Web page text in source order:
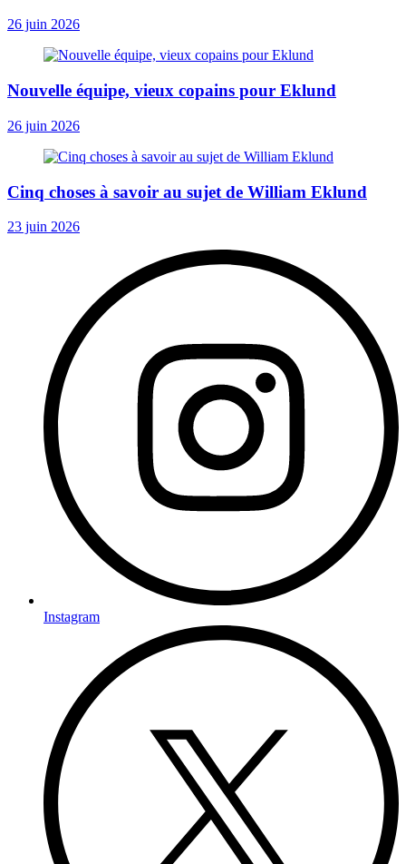
26 juin 2026
Nouvelle équipe, vieux copains pour Eklund
26 juin 2026
Cinq choses à savoir au sujet de William Eklund
23 juin 2026
Instagram